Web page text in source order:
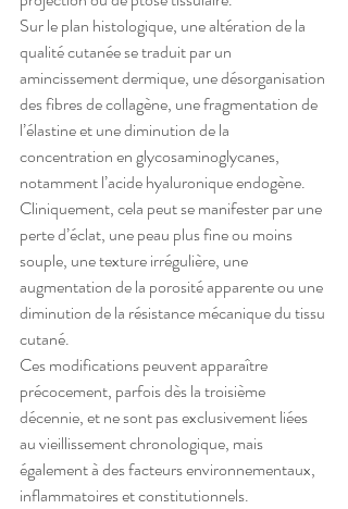
Sur le plan histologique, une altération de la
qualité cutanée se traduit par un
amincissement dermique, une désorganisation
des fibres de collagène, une fragmentation de
l’élastine et une diminution de la
concentration en glycosaminoglycanes,
notamment l’acide hyaluronique endogène.
Cliniquement, cela peut se manifester par une
perte d’éclat, une peau plus fine ou moins
souple, une texture irrégulière, une
augmentation de la porosité apparente ou une
diminution de la résistance mécanique du tissu
cutané.
Ces modifications peuvent apparaître
précocement, parfois dès la troisième
décennie, et ne sont pas exclusivement liées
au vieillissement chronologique, mais
également à des facteurs environnementaux,
inflammatoires et constitutionnels.